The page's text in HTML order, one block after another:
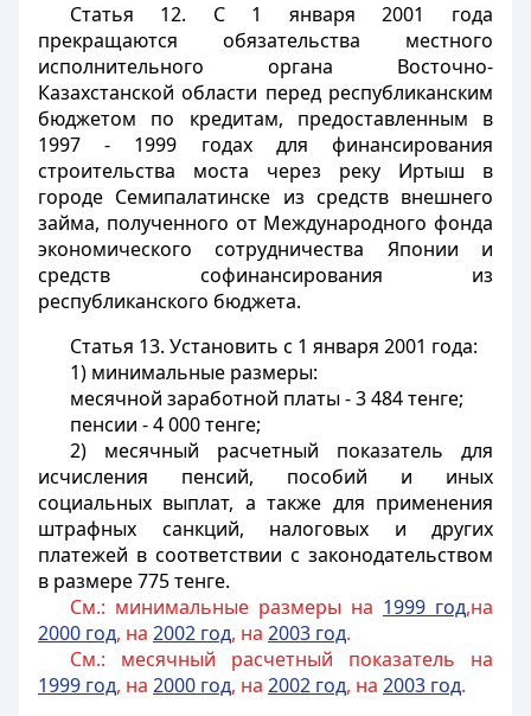
Статья 12. С 1 января 2001 года
прекращаются обязательства местного
исполнительного органа Восточно-
Казахстанской области перед республиканским
бюджетом по кредитам, предоставленным в
1997 - 1999 годах для финансирования
строительства моста через реку Иртыш в
городе Семипалатинске из средств внешнего
займа, полученного от Международного фонда
экономического сотрудничества Японии и
средств софинансирования из
республиканского бюджета.
Статья 13. Установить с 1 января 2001 года:
1) минимальные размеры:
месячной заработной платы - 3 484 тенге;
пенсии - 4 000 тенге;
2) месячный расчетный показатель для
исчисления пенсий, пособий и иных
социальных выплат, а также для применения
штрафных санкций, налоговых и других
платежей в соответствии с законодательством
в размере 775 тенге.
См.: минимальные размеры на 1999 год,на
2000 год, на 2002 год, на 2003 год.
См.: месячный расчетный показатель на
1999 год, на 2000 год, на 2002 год, на 2003 год.